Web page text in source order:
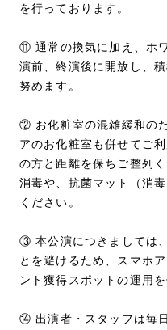
を行っております。
⑪ 通常の換気に加え、ホ
演前、終演後に開放し、
努めます。
⑫ お化粧室の混雑緩和の
アのお化粧室も併せてご
の方と距離を保ちご整列
消毒や、抗菌マット（消
ください。
⑬ 本公演につきましては
とを避けるため、スマホ
ント獲得スポットの運用
⑭ 出演者・スタッフは毎